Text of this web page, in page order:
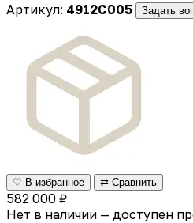
Артикул: 4912C005 Задать
♡ В избранное ⇄ Сравнить
582 000 ₽
Нет в наличии — доступен